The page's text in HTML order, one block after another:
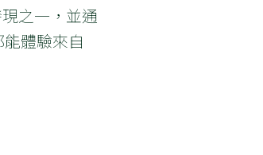
之一，並通
體驗來自